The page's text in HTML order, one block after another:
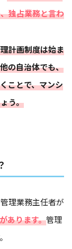
独占業務と言わ
計画制度は始ま
の自治体でも、
ことで、マンシ
う。
理業務主任者が
あります。管理